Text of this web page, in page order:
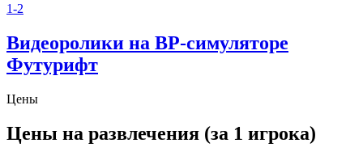
1-2
Видеоролики на ВР-симуляторе
Футурифт
Цены
Цены на развлечения (за 1 игрока)